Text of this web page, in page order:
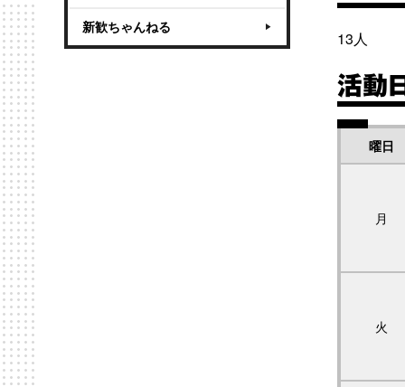
新歓ちゃんねる
13人
活動
曜日
月
火